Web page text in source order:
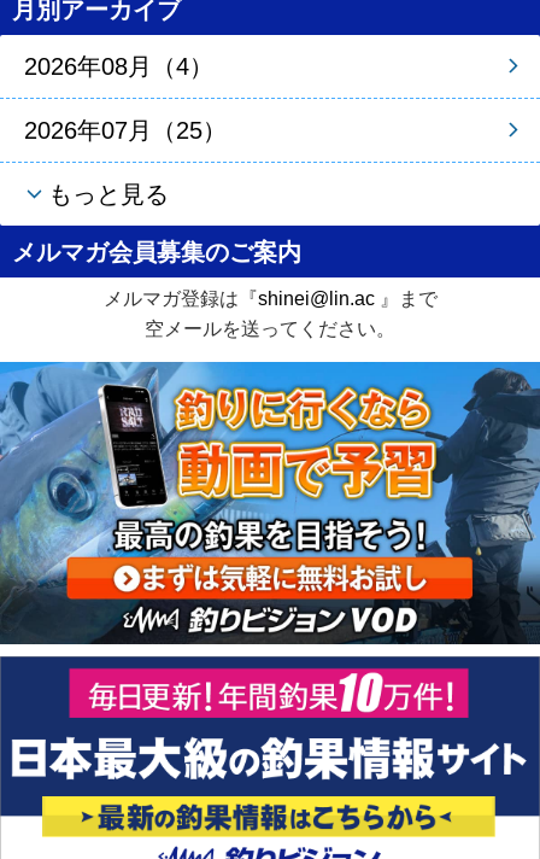
月別アーカイブ
2026年08月（4）
2026年07月（25）
もっと見る
メルマガ会員募集のご案内
メルマガ登録は『shinei@lin.ac』まで
空メールを送ってください。